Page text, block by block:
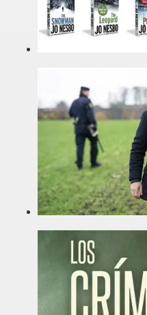
Se Ti Piacciono nel
per un film sprecato.